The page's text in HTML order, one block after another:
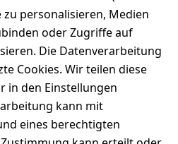
zu personalisieren, Medien
oder Zugriffe auf
Die Datenverarbeitung
Cookies. Wir teilen diese
in den Einstellungen
kann mit
eines berechtigten
e
i
s